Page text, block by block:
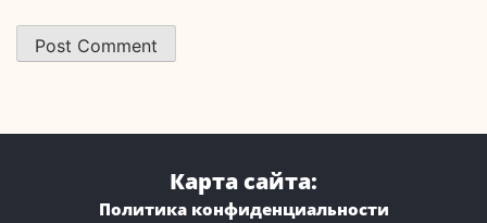
Карта сайта:
Политика конфиденциальности